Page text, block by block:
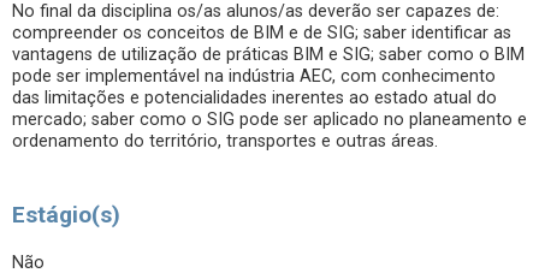
No final da disciplina os/as alunos/as deverão ser capazes de:
compreender os conceitos de BIM e de SIG; saber identificar as
vantagens de utilização de práticas BIM e SIG; saber como o BIM
pode ser implementável na indústria AEC, com conhecimento
das limitações e potencialidades inerentes ao estado atual do
mercado; saber como o SIG pode ser aplicado no planeamento e
ordenamento do território, transportes e outras áreas.
Estágio(s)
Não